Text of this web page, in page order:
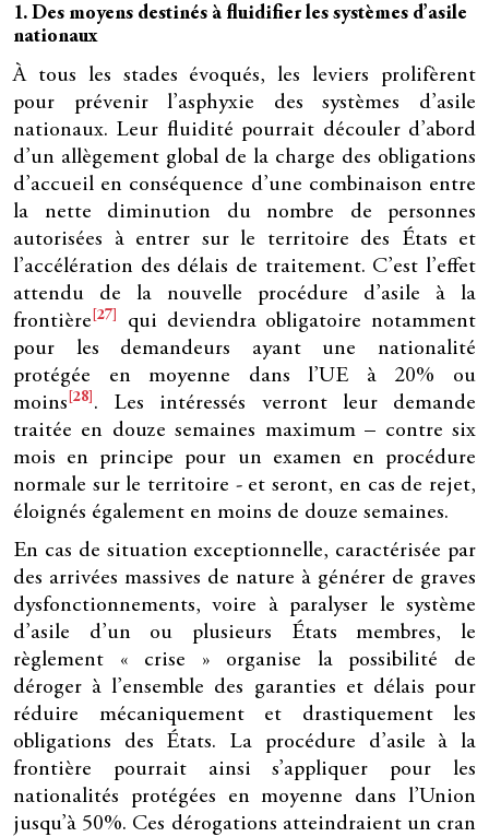
1. Des moyens destinés à fluidifier les systèmes d’asile
nationaux
À tous les stades évoqués, les leviers prolifèrent
pour prévenir l’asphyxie des systèmes d’asile
nationaux. Leur fluidité pourrait découler d’abord
d’un allègement global de la charge des obligations
d’accueil en conséquence d’une combinaison entre
la nette diminution du nombre de personnes
autorisées à entrer sur le territoire des États et
l’accélération des délais de traitement. C’est l’effet
attendu de la nouvelle procédure d’asile à la
frontière [27]
qui deviendra obligatoire notamment
pour les demandeurs ayant une nationalité
protégée en moyenne dans l’UE à 20% ou
moins [28] . Les intéressés verront leur demande
traitée en douze semaines maximum – contre six
mois en principe pour un examen en procédure
normale sur le territoire - et seront, en cas de rejet,
éloignés également en moins de douze semaines.
En cas de situation exceptionnelle, caractérisée par
des arrivées massives de nature à générer de graves
dysfonctionnements, voire à paralyser le système
d’asile d’un ou plusieurs États membres, le
règlement « crise » organise la possibilité de
déroger à l’ensemble des garanties et délais pour
réduire mécaniquement et drastiquement les
obligations des États. La procédure d’asile à la
frontière pourrait ainsi s’appliquer pour les
nationalités protégées en moyenne dans l’Union
jusqu’à 50%. Ces dérogations atteindraient un cran